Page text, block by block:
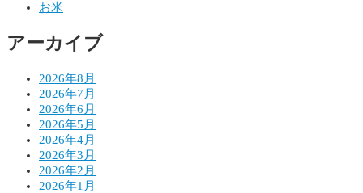
ン
お米
アーカイブ
2026年8月
2026年7月
2026年6月
2026年5月
2026年4月
2026年3月
2026年2月
2026年1月